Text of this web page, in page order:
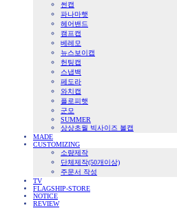
썬캡
파나마햇
헤어밴드
캠프캡
베레모
뉴스보이캡
헌팅캡
스냅백
페도라
와치캡
플로피햇
군모
SUMMER
상상초월 빅사이즈 볼캡
MADE
CUSTOMIZING
소량제작
단체제작(50개이상)
주문서 작성
TV
FLAGSHIP-STORE
NOTICE
REVIEW